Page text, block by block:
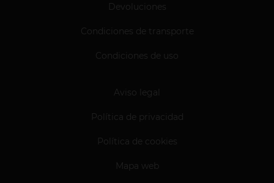
Devoluciones
Condiciones de transporte
Condiciones de uso
Aviso legal
Política de privacidad
Política de cookies
Mapa web